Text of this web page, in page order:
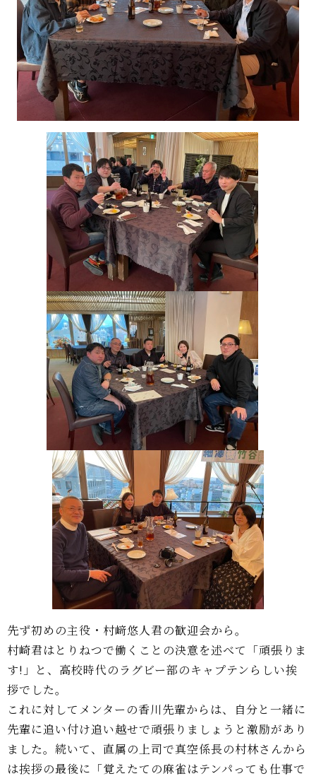
先ず初めの主役・村﨑悠人君の歓迎会から。
村崎君はとりねつで働くことの決意を述べて「頑張りま
す!」と、高校時代のラグビー部のキャプテンらしい挨
拶でした。
これに対してメンターの香川先輩からは、自分と一緒に
先輩に追い付け追い越せで頑張りましょうと激励があり
ました。続いて、直属の上司で真空係長の村林さんから
は挨拶の最後に「覚えたての麻雀はテンパっても仕事で